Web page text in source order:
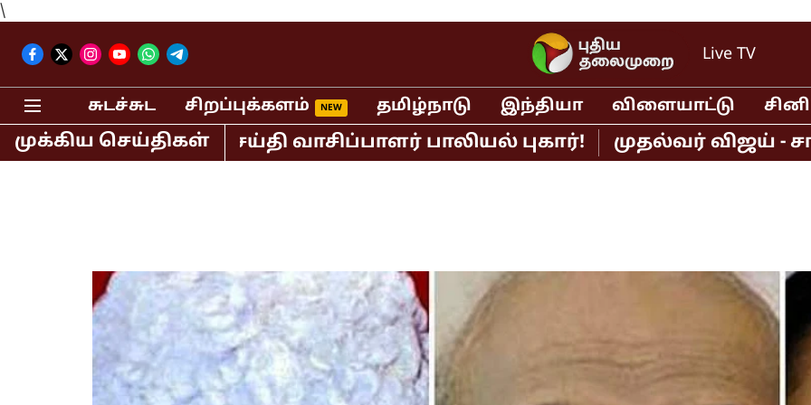
\
Live TV
சுடச்சுட சிறப்புக்களம் தமிழ்நாடு இந்தியா விளையாட்டு
முக்கிய செய்திகள்
கைது! பெண் செய்தி வாசிப்பாளர் பாலியல் புகார்! முதல்வர் விஜய் -